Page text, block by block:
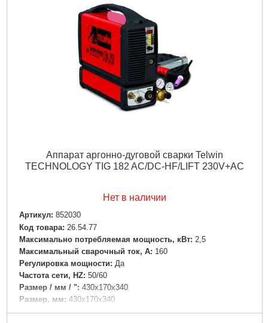
Аппарат аргонно-дуговой сварки Telwin
TECHNOLOGY TIG 182 AC/DC-HF/LIFT 230V+AC
Нет в наличии
Артикул: 852030
Код товара: 26.54.77
Максимально потребляемая мощность, кВт: 2,5
Максимальный сварочный ток, А: 160
Регулировка мощности: Да
Частота сети, HZ: 50/60
Размер / мм / ": 430x170x340
Размер, мм: 430x170x340
Гарантия, мес.: 12